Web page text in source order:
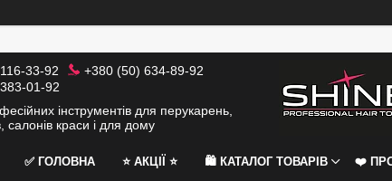
33-92
+380 (50) 634-89-92
01-92
інструментів для перукарень,
салонів краси і для дому
✅ ГОЛОВНА ⭐️ АКЦІЇ ⭐️ 🛍 КАТАЛОГ ТОВАРІВ ❤️